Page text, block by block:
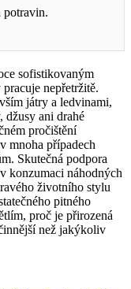
potravin.
sofistikovaným
nepřetržitě.
játry a ledvinami,
džusy ani drahé
pročištění
mnoha případech
Skutečná podpora
konzumaci náhodných
životního stylu
pitného
proč je přirozená
než jakýkoliv